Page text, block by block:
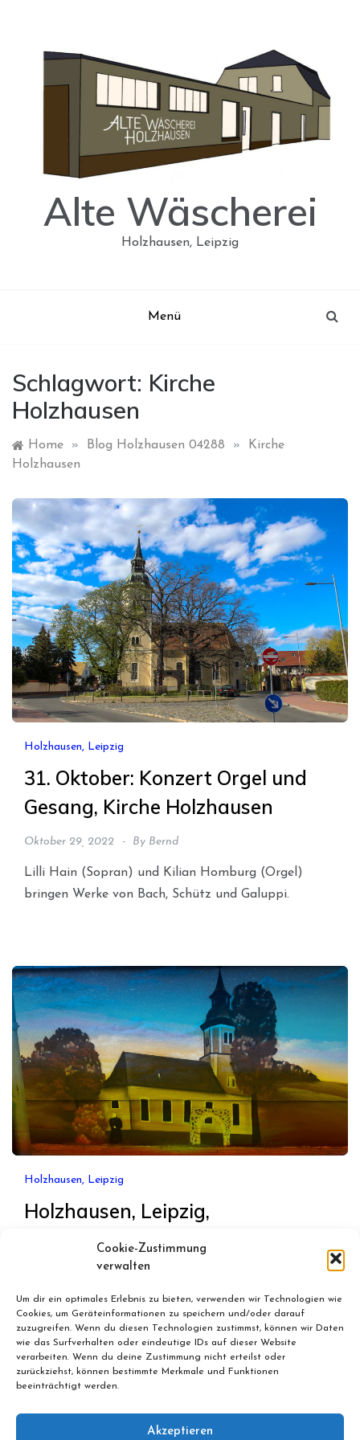
Cookie-Zustimmung
verwalten
Um dir ein optimales Erlebnis zu bieten, verwenden wir Technologien wie
Cookies, um Geräteinformationen zu speichern und/oder darauf
zuzugreifen. Wenn du diesen Technologien zustimmst, können wir Daten
wie das Surfverhalten oder eindeutige IDs auf dieser Website
verarbeiten. Wenn du deine Zustimmung nicht erteilst oder
zurückziehst, können bestimmte Merkmale und Funktionen
beeinträchtigt werden.
Akzeptieren
Alte Wäscherei
Holzhausen, Leipzig
Menü
Schlagwort: Kirche
Holzhausen
Home » Blog Holzhausen 04288 »
Kirche
Holzhausen
Holzhausen, Leipzig
31. Oktober: Konzert Orgel und
Gesang, Kirche Holzhausen
Oktober 29, 2022 By Bernd
Lilli Hain (Sopran) und Kilian Homburg (Orgel)
bringen Werke von Bach, Schütz und Galuppi.
Holzhausen, Leipzig
Holzhausen, Leipzig,
Friedensgebet Kirche Holzhausen
Holzhausen, Leipzig, Friedensgebet, Kirche
Holzhausen, 9. März, 19 Uhr.